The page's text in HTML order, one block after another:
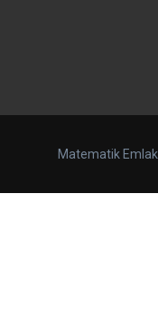
Matematik Emlak